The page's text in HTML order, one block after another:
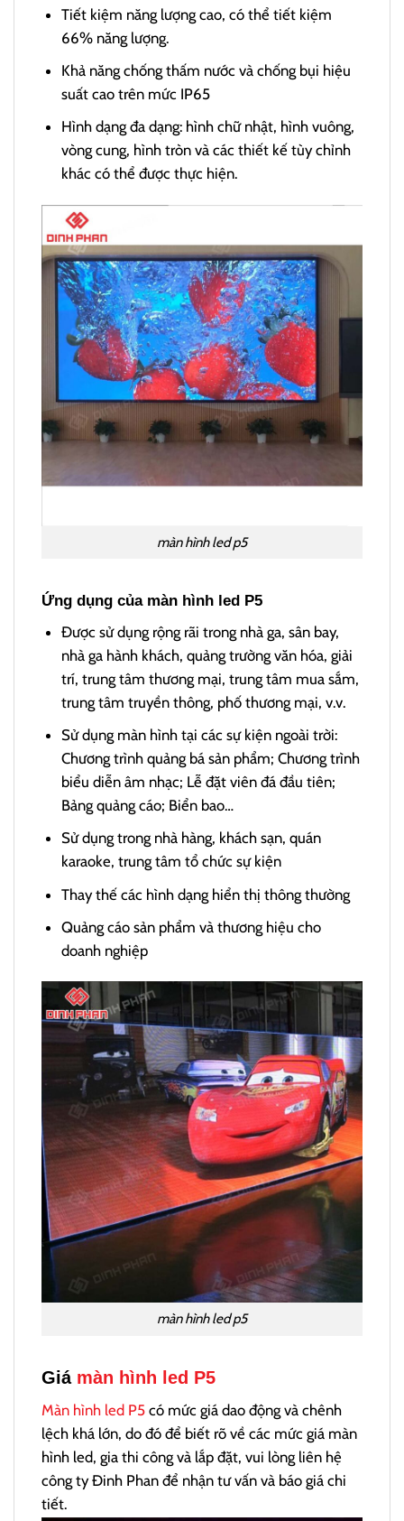
Tiết kiệm năng lượng cao, có thể tiết kiệm
66% năng lượng.
Khả năng chống thấm nước và chống bụi hiệu
suất cao trên mức IP65
Hình dạng đa dạng: hình chữ nhật, hình vuông,
vòng cung, hình tròn và các thiết kế tùy chỉnh
khác có thể được thực hiện.
màn hình led p5
Ứng dụng của màn hình led P5
Được sử dụng rộng rãi trong nhà ga, sân bay,
nhà ga hành khách, quảng trường văn hóa, giải
trí, trung tâm thương mại, trung tâm mua sắm,
trung tâm truyền thông, phố thương mại, v.v.
Sử dụng màn hình tại các sự kiện ngoài trời:
Chương trình quảng bá sản phẩm; Chương trình
biểu diễn âm nhạc; Lễ đặt viên đá đầu tiên;
Bảng quảng cáo; Biển bao…
Sử dụng trong nhà hàng, khách sạn, quán
karaoke, trung tâm tổ chức sự kiện
Thay thế các hình dạng hiển thị thông thường
Quảng cáo sản phẩm và thương hiệu cho
doanh nghiệp
màn hình led p5
Giá màn hình led P5
Màn hình led P5 có mức giá dao động và chênh
lệch khá lớn, do đó để biết rõ về các mức giá màn
hình led, gia thi công và lắp đặt, vui lòng liên hệ
công ty Đinh Phan để nhận tư vấn và báo giá chi
tiết.